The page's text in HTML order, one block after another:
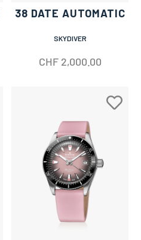
38 DATE AUTOMATIC
SKYDIVER
CHF2,000.00